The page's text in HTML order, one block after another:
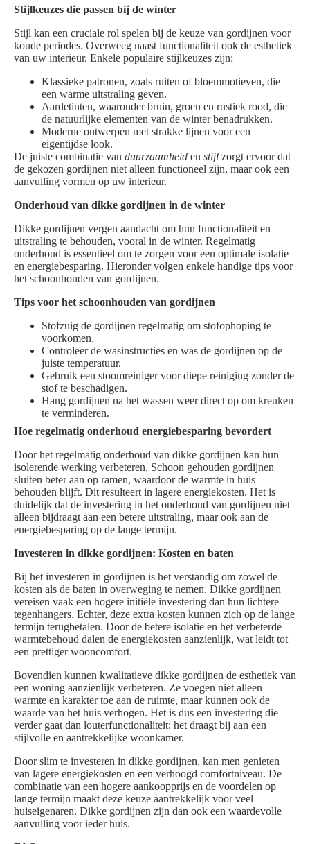
Stijlkeuzes die passen bij de winter
Stijl kan een cruciale rol spelen bij de keuze van gordijnen voor
koude periodes. Overweeg naast functionaliteit ook de esthetiek
van uw interieur. Enkele populaire stijlkeuzes zijn:
Klassieke patronen, zoals ruiten of bloemmotieven, die
een warme uitstraling geven.
Aardetinten, waaronder bruin, groen en rustiek rood, die
de natuurlijke elementen van de winter benadrukken.
Moderne ontwerpen met strakke lijnen voor een
eigentijdse look.
De juiste combinatie van duurzaamheid en stijl zorgt ervoor dat
de gekozen gordijnen niet alleen functioneel zijn, maar ook een
aanvulling vormen op uw interieur.
Onderhoud van dikke gordijnen in de winter
Dikke gordijnen vergen aandacht om hun functionaliteit en
uitstraling te behouden, vooral in de winter. Regelmatig
onderhoud is essentieel om te zorgen voor een optimale isolatie
en energiebesparing. Hieronder volgen enkele handige tips voor
het schoonhouden van gordijnen.
Tips voor het schoonhouden van gordijnen
Stofzuig de gordijnen regelmatig om stofophoping te
voorkomen.
Controleer de wasinstructies en was de gordijnen op de
juiste temperatuur.
Gebruik een stoomreiniger voor diepe reiniging zonder de
stof te beschadigen.
Hang gordijnen na het wassen weer direct op om kreuken
te verminderen.
Hoe regelmatig onderhoud energiebesparing bevordert
Door het regelmatig onderhoud van dikke gordijnen kan hun
isolerende werking verbeteren. Schoon gehouden gordijnen
sluiten beter aan op ramen, waardoor de warmte in huis
behouden blijft. Dit resulteert in lagere energiekosten. Het is
duidelijk dat de investering in het onderhoud van gordijnen niet
alleen bijdraagt aan een betere uitstraling, maar ook aan de
energiebesparing op de lange termijn.
Investeren in dikke gordijnen: Kosten en baten
Bij het investeren in gordijnen is het verstandig om zowel de
kosten als de baten in overweging te nemen. Dikke gordijnen
vereisen vaak een hogere initiële investering dan hun lichtere
tegenhangers. Echter, deze extra kosten kunnen zich op de lange
termijn terugbetalen. Door de betere isolatie en het verbeterde
warmtebehoud dalen de energiekosten aanzienlijk, wat leidt tot
een prettiger wooncomfort.
Bovendien kunnen kwalitatieve dikke gordijnen de esthetiek van
een woning aanzienlijk verbeteren. Ze voegen niet alleen
warmte en karakter toe aan de ruimte, maar kunnen ook de
waarde van het huis verhogen. Het is dus een investering die
verder gaat dan louterfunctionaliteit; het draagt bij aan een
stijlvolle en aantrekkelijke woonkamer.
Door slim te investeren in dikke gordijnen, kan men genieten
van lagere energiekosten en een verhoogd comfortniveau. De
combinatie van een hogere aankoopprijs en de voordelen op
lange termijn maakt deze keuze aantrekkelijk voor veel
huiseigenaren. Dikke gordijnen zijn dan ook een waardevolle
aanvulling voor ieder huis.